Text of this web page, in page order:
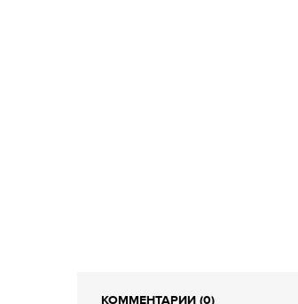
КОММЕНТАРИИ (0)